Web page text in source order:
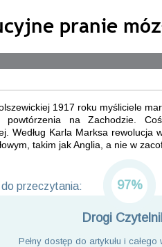
pranie
1917 roku myśliciele
powtórzenia na Zachodzie.
Według Karla Marksa rewolucja
takim jak Anglia, a nie w
do przeczytania: 97%
Drogi
Pełny dostęp do artykułu i całego